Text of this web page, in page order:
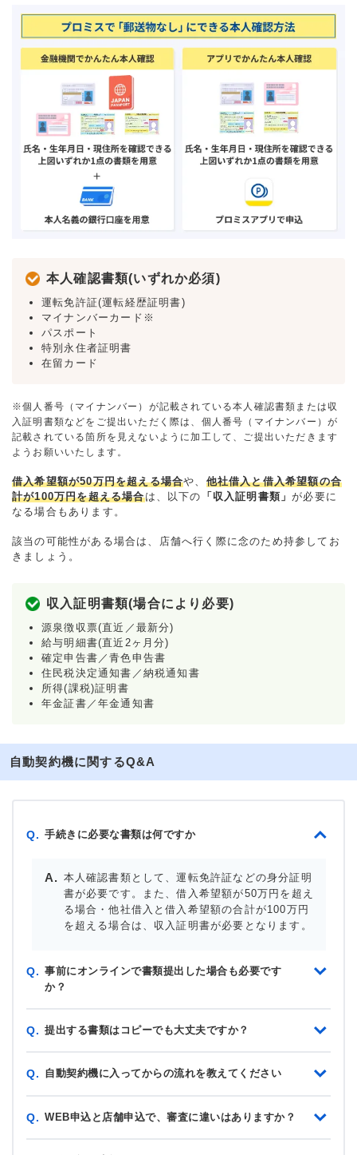
本人確認書類(いずれか必須)
運転免許証(運転経歴証明書)
マイナンバーカード※
パスポート
特別永住者証明書
在留カード
※個人番号（マイナンバー）が記載されている本人確認書類または収
入証明書類などをご提出いただく際は、個人番号（マイナンバー）が
記載されている箇所を見えないように加工して、ご提出いただきます
ようお願いいたします。
借入希望額が50万円を超える場合や、 他社借入と借入希望額の合
計が100万円を超える場合は、以下の 「収入証明書類」が必要に
なる場合もあります。
該当の可能性がある場合は、店舗へ行く際に念のため持参してお
きましょう。
収入証明書類(場合により必要)
源泉徴収票(直近／最新分)
給与明細書(直近2ヶ月分)
確定申告書／青色申告書
住民税決定通知書／納税通知書
所得(課税)証明書
年金証書／年金通知書
自動契約機に関するQ&A
Q. 手続きに必要な書類は何ですか
本人確認書類として、運転免許証などの身分証明
書が必要です。また、借入希望額が50万円を超え
る場合・他社借入と借入希望額の合計が100万円
を超える場合は、収入証明書が必要となります。
Q. 事前にオンラインで書類提出した場合も必要です
か？
Q. 提出する書類はコピーでも大丈夫ですか？
Q. 自動契約機に入ってからの流れを教えてください
Q. WEB申込と店舗申込で、審査に違いはありますか？